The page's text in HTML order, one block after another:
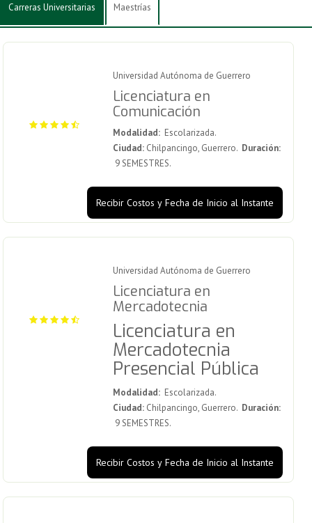
Carreras Universitarias Maestrías
Universidad Autónoma de Guerrero
Licenciatura en
Comunicación
Modalidad:Escolarizada.
Ciudad:Chilpancingo, Guerrero. Duración:
9 SEMESTRES.
Recibir Costos y Fecha de Inicio al Instante
Universidad Autónoma de Guerrero
Licenciatura en
Mercadotecnia
Licenciatura en
Mercadotecnia
Presencial Pública
Modalidad:Escolarizada.
Ciudad:Chilpancingo, Guerrero. Duración:
9 SEMESTRES.
Recibir Costos y Fecha de Inicio al Instante